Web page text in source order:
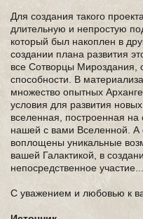
Для создания такого
длительную и непростую
который был накоплен в
создании плана развития
все Сотворцы Мироздания,
способности. В
множество опытных
условия для развития
вселенная, построенная
нашей с вами Вселенной. А
воплощены уникальные
вашей Галактикой, в
непосредственное участие...
С уважением и любовью к